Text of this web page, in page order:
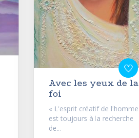
Avec les yeux de la
foi
« L'esprit créatif de l'homme
est toujours à la recherche
de...